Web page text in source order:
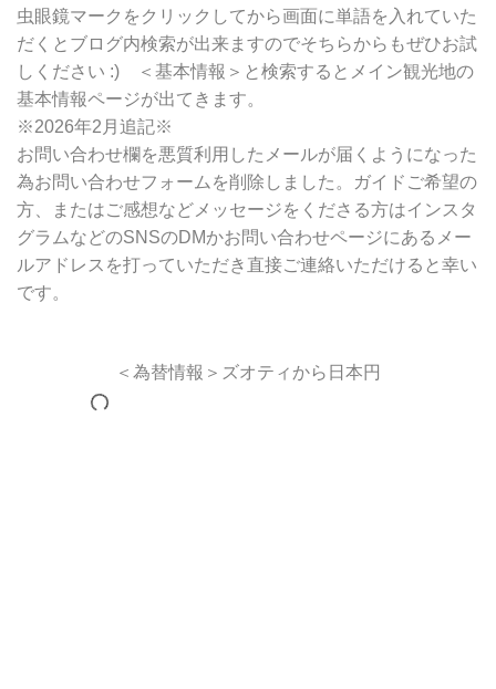
虫眼鏡マークをクリックしてから画面に単語を入れていた
だくとブログ内検索が出来ますのでそちらからもぜひお試
しください :) ＜基本情報＞と検索するとメイン観光地の
基本情報ページが出てきます。
※2026年2月追記※
お問い合わせ欄を悪質利用したメールが届くようになった
為お問い合わせフォームを削除しました。ガイドご希望の
方、またはご感想などメッセージをくださる方はインスタ
グラムなどのSNSのDMかお問い合わせページにあるメー
ルアドレスを打っていただき直接ご連絡いただけると幸い
です。
＜為替情報＞ズオティから日本円